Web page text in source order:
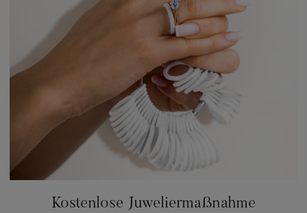
Kostenlose Juweliermaßnahme